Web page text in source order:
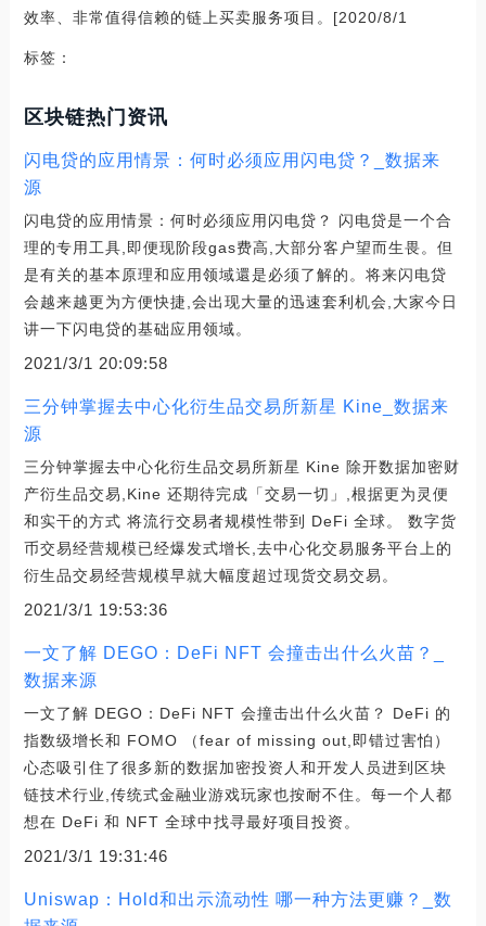
效率、非常值得信赖的链上买卖服务项目。[2020/8/1
标签：
区块链热门资讯
闪电贷的应用情景：何时必须应用闪电贷？_数据来
源
闪电贷的应用情景：何时必须应用闪电贷？ 闪电贷是一个合
理的专用工具,即便现阶段gas费高,大部分客户望而生畏。但
是有关的基本原理和应用领域還是必须了解的。将来闪电贷
会越来越更为方便快捷,会出现大量的迅速套利机会,大家今日
讲一下闪电贷的基础应用领域。
2021/3/1 20:09:58
三分钟掌握去中心化衍生品交易所新星 Kine_数据来
源
三分钟掌握去中心化衍生品交易所新星 Kine 除开数据加密财
产衍生品交易,Kine 还期待完成「交易一切」,根据更为灵便
和实干的方式 将流行交易者规模性带到 DeFi 全球。 数字货
币交易经营规模已经爆发式增长,去中心化交易服务平台上的
衍生品交易经营规模早就大幅度超过现货交易交易。
2021/3/1 19:53:36
一文了解 DEGO：DeFi NFT 会撞击出什么火苗？_
数据来源
一文了解 DEGO：DeFi NFT 会撞击出什么火苗？ DeFi 的
指数级增长和 FOMO （fear of missing out,即错过害怕）
心态吸引住了很多新的数据加密投资人和开发人员进到区块
链技术行业,传统式金融业游戏玩家也按耐不住。每一个人都
想在 DeFi 和 NFT 全球中找寻最好项目投资。
2021/3/1 19:31:46
Uniswap：Hold和出示流动性 哪一种方法更赚？_数